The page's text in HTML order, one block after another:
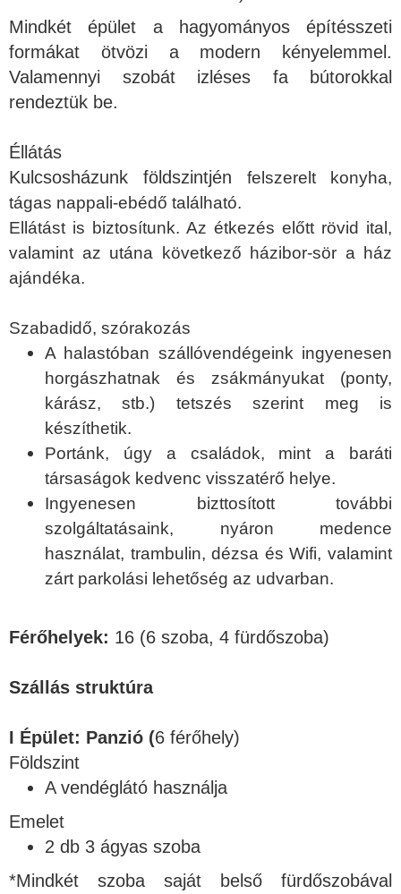
Mindkét épület a hagyományos építésszeti
formákat ötvözi a modern kényelemmel.
Valamennyi szobát izléses fa bútorokkal
rendeztük be.
Éllátás
Kulcsosházunk földszintjén felszerelt konyha,
tágas nappali-ebédő található.
Ellátást is biztosítunk. Az étkezés előtt rövid ital,
valamint az utána következő házibor-sör a ház
ajándéka.
Szabadidő, szórakozás
A halastóban szállóvendégeink ingyenesen
horgászhatnak és zsákmányukat (ponty,
kárász, stb.) tetszés szerint meg is
készíthetik.
Portánk, úgy a családok, mint a baráti
társaságok kedvenc visszatérő helye.
Ingyenesen bizttosított további
szolgáltatásaink, nyáron medence
használat, trambulin, dézsa és Wifi, valamint
zárt parkolási lehetőség az udvarban.
Férőhelyek: 16 (6 szoba, 4 fürdőszoba)
Szállás struktúra
I Épület: Panzió (6 férőhely)
Földszint
A vendéglátó használja
Emelet
2 db 3 ágyas szoba
*Mindkét szoba saját belső fürdőszobával